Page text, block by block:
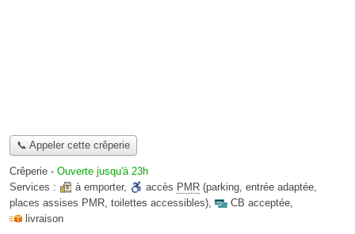
📞 Appeler cette crêperie
Crêperie - Ouverte jusqu'à 23h
Services :
à emporter, accès PMR (parking, entrée adaptée,
places assises PMR, toilettes accessibles), CB acceptée,
livraison